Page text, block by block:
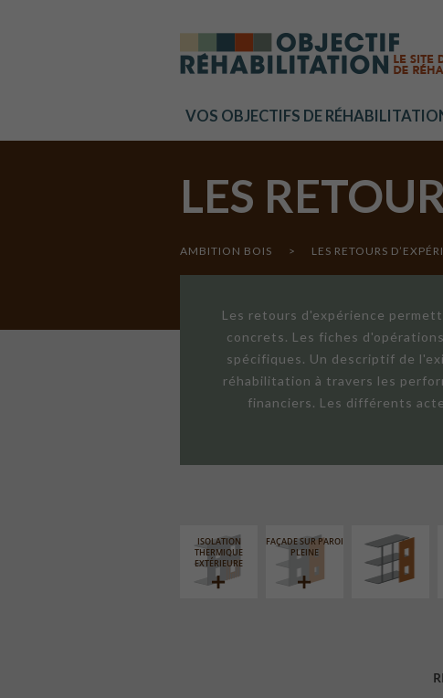
VOS OBJECTIFS DE
LES
AMBITION BOIS > LES RETOURS
Les retours d'expérience
concrets. Les fiches
spécifiques. Un descriptif de
réhabilitation à travers les
financiers. Les différents
ISOLATION
THERMIQUE
EXTÉRIEURE
FAÇADE SUR PAROI
PLEINE